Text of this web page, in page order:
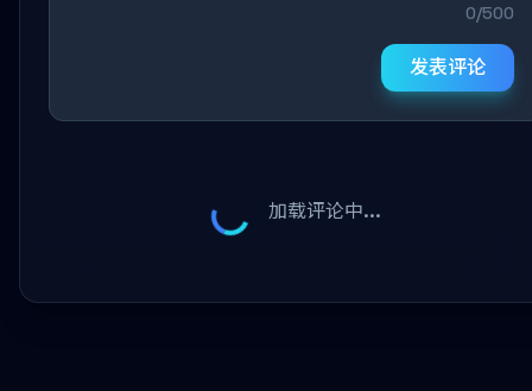
0/500
发表评论
加载评论中...